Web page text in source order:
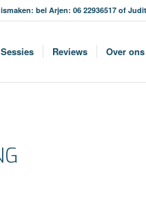
bel Arjen: 06 22936517 of
Sessies Reviews Over ons